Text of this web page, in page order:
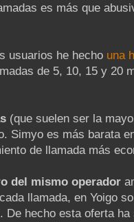
es más que
usuarios he hecho una
de 5, 10, 15 y 20
(que suelen ser la
Simyo es más barata
de llamada más
del mismo operador
llamada, en Yoigo
De hecho esta oferta